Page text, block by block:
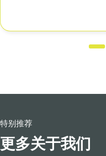
特别推荐
更多关于我们